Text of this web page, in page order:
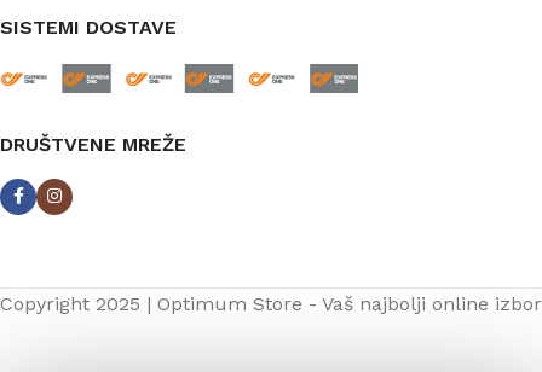
SISTEMI DOSTAVE
DRUŠTVENE MREŽE
Copyright 2025 | Optimum Store - Vaš najbolji online izbor